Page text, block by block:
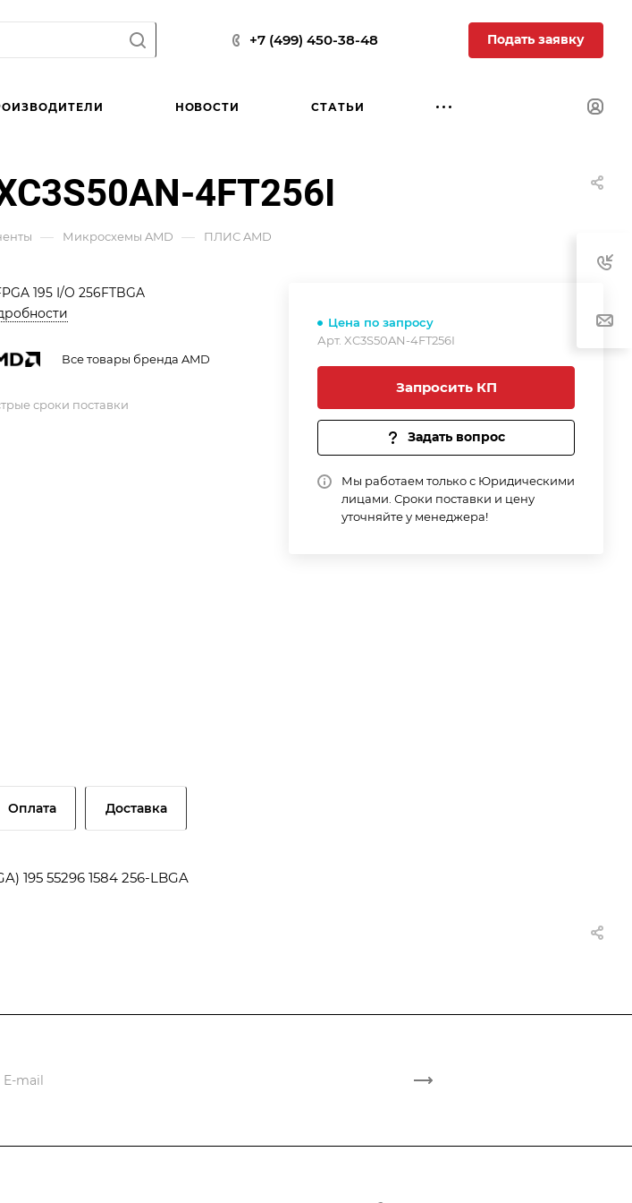
+7 (499) 450-38-48 Подать заявку
НОВОСТИ СТАТЬИ
4FT256I
— Микросхемы AMD — ПЛИС AMD
Цена по запросу
Арт. XC3S50AN-4FT256I
Запросить КП
Задать вопрос
Мы работаем только с Юридическими
лицами. Сроки поставки и цену
уточняйте у менеджера!
195 I/O 256FTBGA
Все товары бренда AMD
сроки поставки
Оплата Доставка
195 55296 1584 256-LBGA